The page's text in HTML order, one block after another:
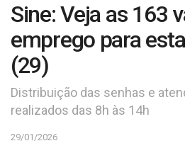
Sine: Veja as 163
emprego para
(29)
Distribuição das senhas e
realizados das 8h às 14h
29/01/2026